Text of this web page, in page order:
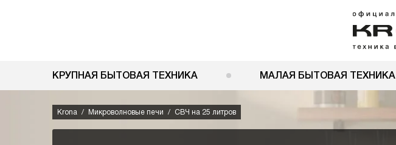
КРУПНАЯ БЫТОВАЯ ТЕХНИКА МАЛАЯ БЫТОВАЯ ТЕХНИКА
Krona Микроволновые печи СВЧ на 25 литров